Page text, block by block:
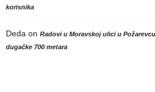
korisnika
Deda on Radovi u Moravskoj ulici u
dugačke 700 metara